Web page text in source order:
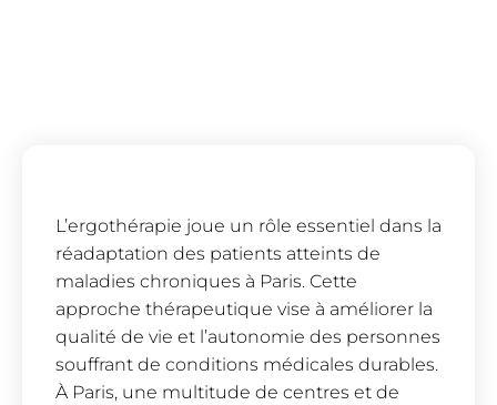
L’ergothérapie joue un rôle essentiel dans la
réadaptation des patients atteints de
maladies chroniques à Paris. Cette
approche thérapeutique vise à améliorer la
qualité de vie et l’autonomie des personnes
souffrant de conditions médicales durables.
À Paris, une multitude de centres et de